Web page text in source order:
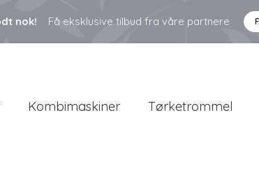
nok! Få eksklusive tilbud fra våre partnere
Kombimaskiner Tørketrommel